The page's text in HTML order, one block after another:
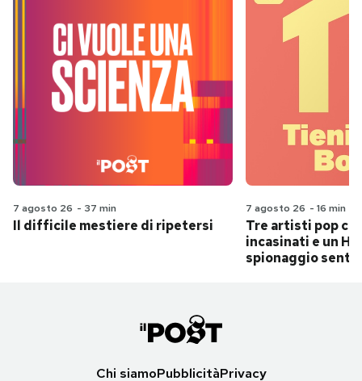
7 agosto 26 - 37 min
Il difficile mestiere di ripetersi
7 agosto 26 - 16 min
Tre artisti pop
incasinati e un
spionaggio
Chi siamoPubblicitàPrivacy